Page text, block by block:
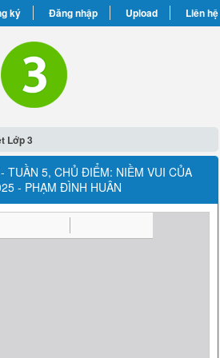
ký Đăng nhập Upload Liên hệ
Lớp 3
TUẦN 5, CHỦ ĐIỂM: NIỀM VUI CỦA
- PHẠM ĐÌNH HUÂN